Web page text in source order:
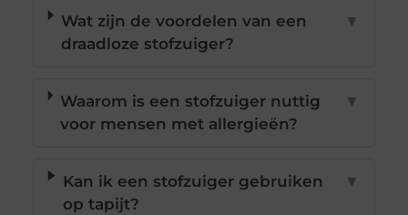
Wat zijn de voordelen van een
draadloze stofzuiger?
▼
Waarom is een stofzuiger nuttig
voor mensen met allergieën?
▼
Kan ik een stofzuiger gebruiken
op tapijt?
▼